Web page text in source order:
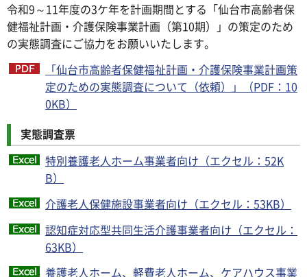
令和9～11年度の3ケ年を計画期間とする「仙台市高齢者保
健福祉計画・介護保険事業計画（第10期）」の策定のため
の実態調査にご協力をお願いいたします。
「仙台市高齢者保健福祉計画・介護保険事業計画策
定のための実態調査について（依頼）」（PDF：10
0KB）
実態調査票
特別養護老人ホーム事業者向け（エクセル：52K
B）
介護老人保健施設事業者向け（エクセル：53KB）
認知症対応型共同生活介護事業者向け（エクセル：
63KB）
養護老人ホーム、軽費老人ホーム、ケアハウス事業